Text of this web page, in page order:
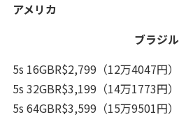
アメリカ
ブラジル
5s 16GBR$2,799（12万4047円）
5s 32GBR$3,199（14万1773円）
5s 64GBR$3,599（15万9501円）